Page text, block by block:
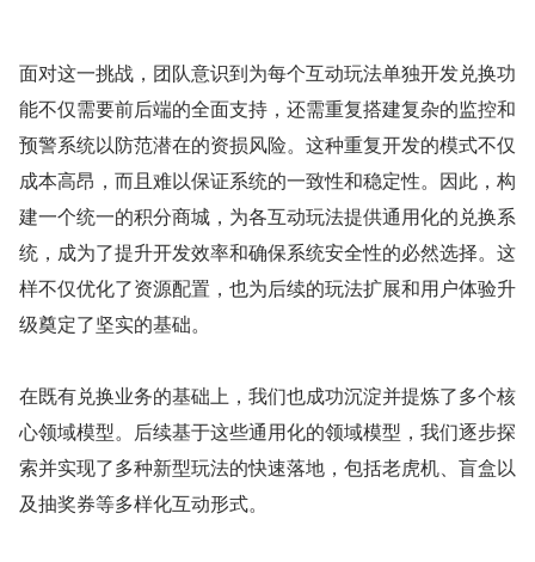
面对这一挑战，团队意识到为每个互动玩法单独开发兑换功
能不仅需要前后端的全面支持，还需重复搭建复杂的监控和
预警系统以防范潜在的资损风险。这种重复开发的模式不仅
成本高昂，而且难以保证系统的一致性和稳定性。因此，构
建一个统一的积分商城，为各互动玩法提供通用化的兑换系
统，成为了提升开发效率和确保系统安全性的必然选择。这
样不仅优化了资源配置，也为后续的玩法扩展和用户体验升
级奠定了坚实的基础。
在既有兑换业务的基础上，我们也成功沉淀并提炼了多个核
心领域模型。后续基于这些通用化的领域模型，我们逐步探
索并实现了多种新型玩法的快速落地，包括老虎机、盲盒以
及抽奖券等多样化互动形式。